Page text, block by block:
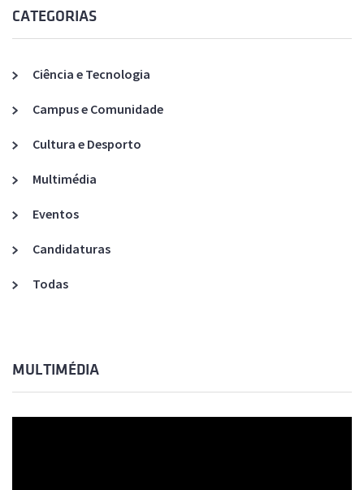
CATEGORIAS
Ciência e Tecnologia
Campus e Comunidade
Cultura e Desporto
Multimédia
Eventos
Candidaturas
Todas
MULTIMÉDIA